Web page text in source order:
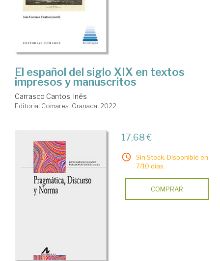
El español del siglo XIX en textos
impresos y manuscritos
Carrasco Cantos, Inés
Editorial Comares. Granada, 2022
17,68 €
Sin Stock. Disponible en
7/10 días.
COMPRAR